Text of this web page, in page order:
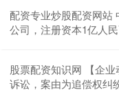
配资专业炒股配资网站
公司，注册资本1亿人
股票配资知识网 【企
诉讼，案由为追偿权纠